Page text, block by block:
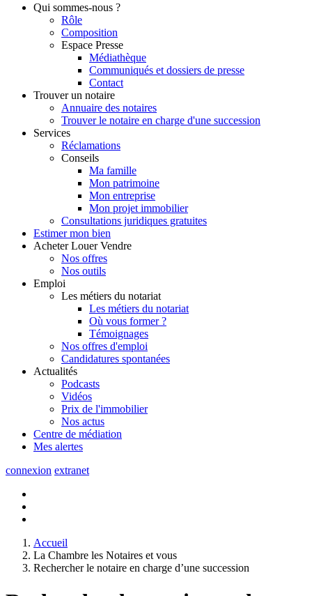
Qui sommes-nous ?
Rôle
Composition
Espace Presse
Médiathèque
Communiqués et dossiers de presse
Contact
Trouver un notaire
Annuaire des notaires
Trouver le notaire en charge d'une succession
Services
Réclamations
Conseils
Ma famille
Mon patrimoine
Mon entreprise
Mon projet immobilier
Consultations juridiques gratuites
Estimer mon bien
Acheter Louer Vendre
Nos offres
Nos outils
Emploi
Les métiers du notariat
Les métiers du notariat
Où vous former ?
Témoignages
Nos offres d'emploi
Candidatures spontanées
Actualités
Podcasts
Vidéos
Prix de l'immobilier
Nos actus
Centre de médiation
Mes alertes
connexion extranet
Accueil
La Chambre les Notaires et vous
Rechercher le notaire en charge d’une succession